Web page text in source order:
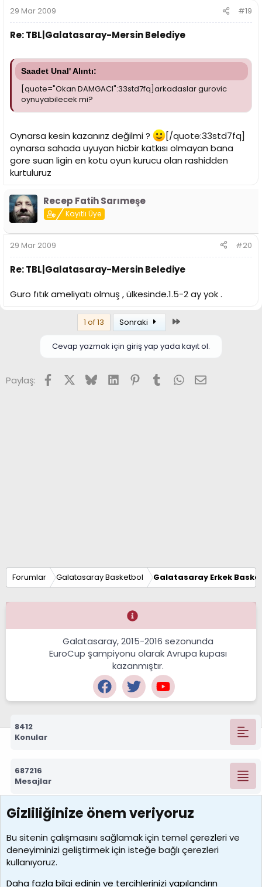
29 Mar 2009 #19
Re: TBL|Galatasaray-Mersin Belediye
Saadet Unal' Alıntı:
[quote="Okan DAMGACI":33std7fq]arkadaslar gurovic
oynuyabilecek mi?
Oynarsa kesin kazanırız değilmi ?
[/quote:33std7fq]
oynarsa sahada uyuyan hicbir katkısı olmayan bana
gore suan ligin en kotu oyun kurucu olan rashidden
kurtuluruz
Recep Fatih Sarımeşe
Kayıtlı Üye
29 Mar 2009 #20
Re: TBL|Galatasaray-Mersin Belediye
Guro fıtık ameliyatı olmuş , ülkesinde.1.5-2 ay yok .
1 of 13 Sonraki
Cevap yazmak için giriş yap yada kayıt ol.
Paylaş: FacebookX (Twitter)
BlueskyLinkedInPinterest
TumblrWhatsApp
E-posta
Forumlar Galatasaray Basketbol Galatasaray Erkek
Galatasaray, 2015-2016 sezonunda
EuroCup şampiyonu olarak Avrupa kupası
kazanmıştır.
8412
Konular
687216
Mesajlar
7388
Kullanıcılar
borabekirogluu
Son üye
Gizliliğinize önem veriyoruz
Bu sitenin çalışmasını sağlamak için temelçerezlerive
deneyiminizi geliştirmek için isteğe bağlı çerezleri
kullanıyoruz.
Daha fazla bilgi edinin ve tercihlerinizi yapılandırın